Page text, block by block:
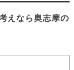
えなら奥志摩の